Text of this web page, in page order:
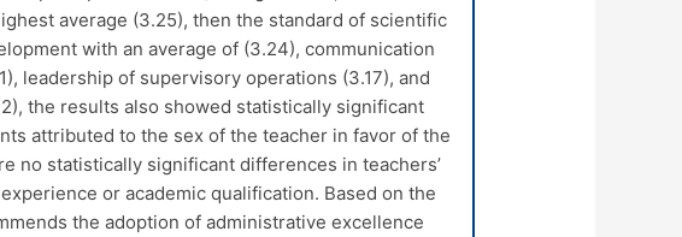
average (3.25), then the standard of scientific
with an average of (3.24), communication
leadership of supervisory operations (3.17), and
the results also showed statistically significant
attributed to the sex of the teacher in favor of the
no statistically significant differences in teachers’
or academic qualification. Based on the
the adoption of administrative excellence